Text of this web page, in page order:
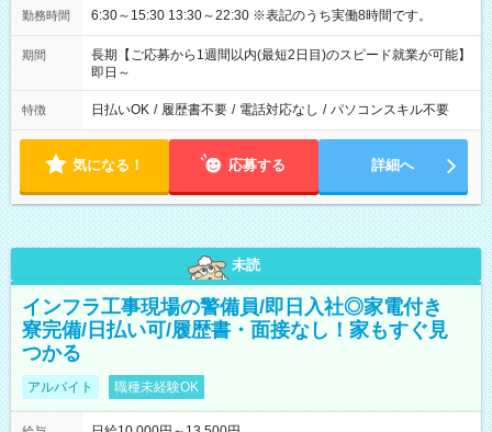
勤務時間 6:30～15:30 13:30～22:30 ※表記のうち実働8時間です。
期間
長期【ご応募から1週間以内(最短2日目)のスピード就業が可能】
即日～
特徴 日払いOK / 履歴書不要 / 電話対応なし / パソコンスキル不要
気になる！ 応募する 詳細へ
未読
インフラ工事現場の警備員/即日入社◎家電付き
寮完備/日払い可/履歴書・面接なし！家もすぐ見
つかる
アルバイト 職種未経験OK